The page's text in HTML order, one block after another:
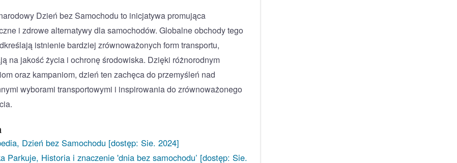
Dzień bez Samochodu to inicjatywa promująca
i zdrowe alternatywy dla samochodów. Globalne obchody tego
istnienie bardziej zrównoważonych form transportu,
na jakość życia i ochronę środowiska. Dzięki różnorodnym
oraz kampaniom, dzień ten zachęca do przemyśleń nad
wyborami transportowymi i inspirowania do zrównoważonego
Dzień bez Samochodu [dostęp: Sie. 2024]
Parkuje, Historia i znaczenie 'dnia bez samochodu’ [dostęp: Sie.